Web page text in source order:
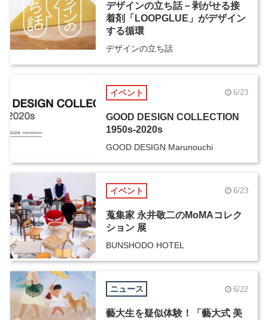
デザインの立ち話－剥がせる接
着剤「LOOPGLUE」がデザイン
する循環
デザインの立ち話
イベント 6/23
GOOD DESIGN COLLECTION
1950s-2020s
GOOD DESIGN Marunouchi
イベント 6/23
蒐集家 永井敬二のMoMAコレク
ション 展
BUNSHODO HOTEL
ニュース 6/22
藝大生を疑似体験！「藝大式 美